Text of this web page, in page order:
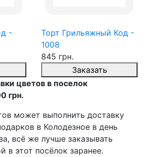
-
Торт Грильяжный Код -
1008
845 грн.
Заказать
цветов в поселок
грн.
может выполнить доставку
в Колодезное в день
всё же лучше заказывать
в этот посёлок заранее.